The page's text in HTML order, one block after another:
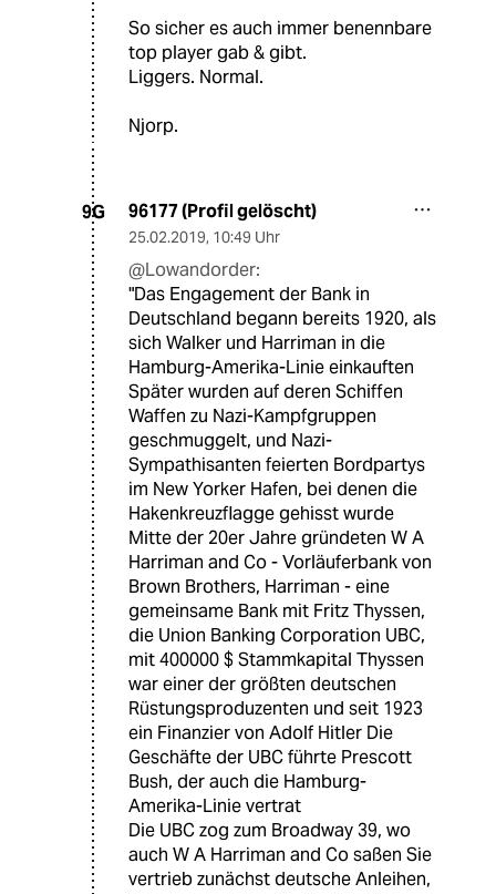
So sicher es auch immer benennbare
top player gab & gibt.
Liggers. Normal.
Njorp.
9G 96177 (Profil gelöscht)
25.02.2019, 10:49 Uhr
@Lowandorder:
"Das Engagement der Bank in
Deutschland begann bereits 1920, als
sich Walker und Harriman in die
Hamburg-Amerika-Linie einkauften
Später wurden auf deren Schiffen
Waffen zu Nazi-Kampfgruppen
geschmuggelt, und Nazi-
Sympathisanten feierten Bordpartys
im New Yorker Hafen, bei denen die
Hakenkreuzflagge gehisst wurde
Mitte der 20er Jahre gründeten W A
Harriman and Co - Vorläuferbank von
Brown Brothers, Harriman - eine
gemeinsame Bank mit Fritz Thyssen,
die Union Banking Corporation UBC,
mit 400000 $ Stammkapital Thyssen
war einer der größten deutschen
Rüstungsproduzenten und seit 1923
ein Finanzier von Adolf Hitler Die
Geschäfte der UBC führte Prescott
Bush, der auch die Hamburg-
Amerika-Linie vertrat
Die UBC zog zum Broadway 39, wo
auch W A Harriman and Co saßen Sie
vertrieb zunächst deutsche Anleihen,